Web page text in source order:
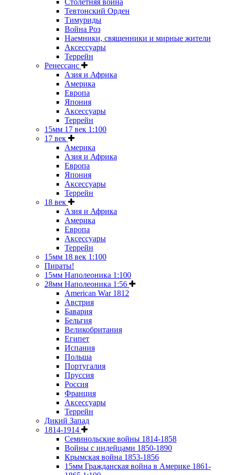
Тевтонский Орден
Тимуриды
Война Роз
Наемники, священники и мирные жители
Аксессуары
Террейн
Ренессанс
Азия и Африка
Америка
Европа
Япония
Аксессуары
Террейн
15мм 17 век 1:100
17 век
Америка
Азия и Африка
Европа
Япония
Аксессуары
Террейн
18 век
Азия и Африка
Америка
Европа
Аксессуары
Террейн
15мм 18 век 1:100
Пираты!
15мм Наполеоника 1:100
28мм Наполеоника 1:56
American War 1812
Австрия
Бавария
Бельгия
Великобритания
Египет
Испания
Польша
Португалия
Пруссия
Россия
Франция
Аксессуары
Террейн
Дикий Запад
1814-1914
Семинольские войны 1814-1858
Войны с индейцами 1850-1890
Крымская война 1853-1856
15мм Гражданская война в Америке 1861-